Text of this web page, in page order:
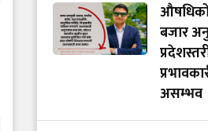
बजार
असम्भव